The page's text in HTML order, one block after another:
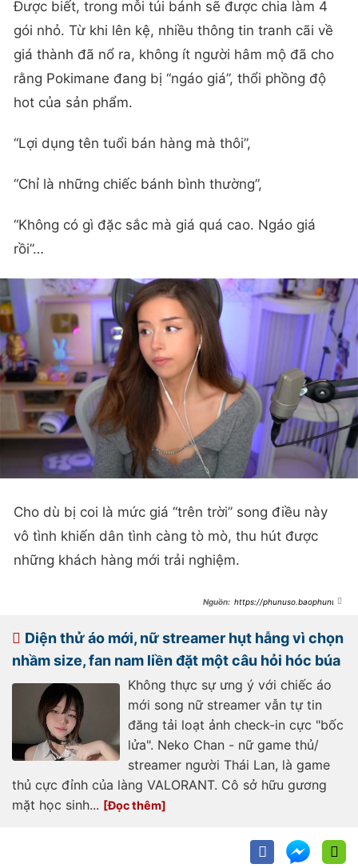
Được biết, trong mỗi túi bánh sẽ được chia làm 4
gói nhỏ. Từ khi lên kệ, nhiều thông tin tranh cãi về
giá thành đã nổ ra, không ít người hâm mộ đã cho
rằng Pokimane đang bị “ngáo giá”, thổi phồng độ
hot của sản phẩm.
“Lợi dụng tên tuổi bán hàng mà thôi”,
“Chỉ là những chiếc bánh bình thường”,
“Không có gì đặc sắc mà giá quá cao. Ngáo giá
rồi”…
Cho dù bị coi là mức giá “trên trời” song điều này
vô tình khiến dân tình càng tò mò, thu hút được
những khách hàng mới trải nghiệm.
https://phunuso.baophunuth
dan-tinh-nhan-xet-mot-cau-day-
chua-cay-ngao-gia-
193231206124347723.htm
Diện thử áo mới, nữ streamer hụt hẫng vì chọn
nhầm size, fan nam liền đặt một câu hỏi hóc búa
Không thực sự ưng ý với chiếc áo
mới song nữ streamer vẫn tự tin
đăng tải loạt ảnh check-in cực "bốc
lửa". Neko Chan - nữ game thủ/
streamer người Thái Lan, là game
thủ cực đỉnh của làng VALORANT. Cô sở hữu gương
mặt học sinh...